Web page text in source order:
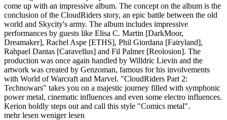
come up with an impressive album. The concept on the album is the
conclusion of the CloudRiders story, an epic battle between the old
world and Skycity's army. The album includes impressive
performances by guests like Elisa C. Martin [DarkMoor,
Dreamaker], Rachel Aspe [ETHS], Phil Giordana [Fairyland],
Rahpael Dantas [Caravellus] and Fil Palmer [Reolosion]. The
production was once again handled by Willdric Lievin and the
artwork was created by Genzoman, famous for his involvements
with World of Warcraft and Marvel. "CloudRiders Part 2:
Technowars" takes you on a majestic journey filled with symphonic
power metal, cinematic influences and even some electro influences.
Kerion boldly steps out and call this style "Comics metal".
mehr lesen weniger lesen